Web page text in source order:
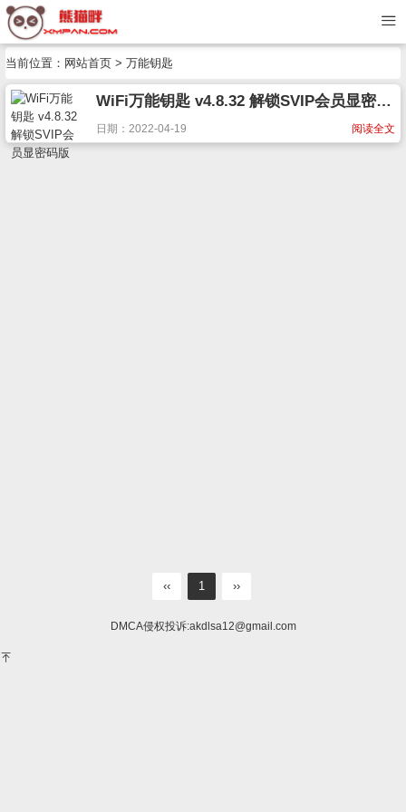
当前位置： 网站首页 > 万能钥匙
WiFi万能钥匙 v4.8.32 解锁SVIP会员显密码版
阅读全文
日期：2022-04-19
‹‹ 1 ››
DMCA侵权投诉:akdlsa12@gmail.com